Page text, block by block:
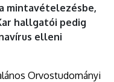
mintavételezésbe,
hallgatói pedig
elleni
Orvostudományi